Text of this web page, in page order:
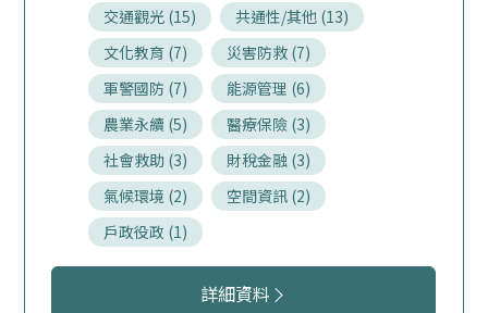
交通觀光 (15)
共通性/其他 (13)
文化教育 (7)
災害防救 (7)
軍警國防 (7)
能源管理 (6)
農業永續 (5)
醫療保險 (3)
社會救助 (3)
財稅金融 (3)
氣候環境 (2)
空間資訊 (2)
戶政役政 (1)
中華電信股份有限公司企業客戶分公
詳細資料